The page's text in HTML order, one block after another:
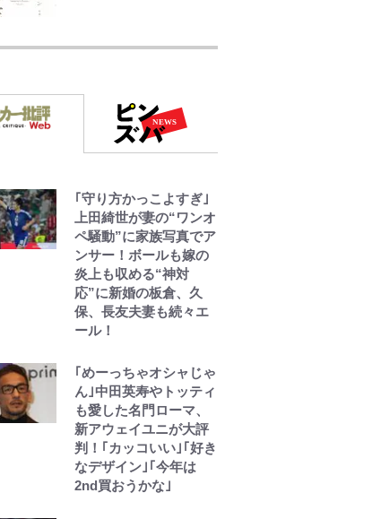
ル」再構築でわかった
ジャンルはそろそろ終
語ったこと
「カルチャーは引用の
承”をめぐる対話
1万円超えも「納得のク
オリティ」『この素晴
らしい世界に祝福
を！』10万針以上の密
度で再現された“めぐみ
ん刺繍ワークシャツ”に
｢守り方かっこよすぎ｣
上田綺世が妻の“ワンオ
ペ騒動”に家族写真でア
ンサー！ボールも嫁の
炎上も収める“神対
応”に新婚の板倉、久
保、長友夫妻も続々エ
ール！
｢めーっちゃオシャじゃ
ん｣中田英寿やトッティ
も愛した名門ローマ、
新アウェイユニが大評
判！｢カッコいい｣｢好き
なデザイン｣｢今年は
2nd買おうかな｣